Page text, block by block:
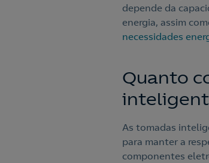
depende da
energia, assim
necessidades
Quanto
As tomadas
para manter a
componentes